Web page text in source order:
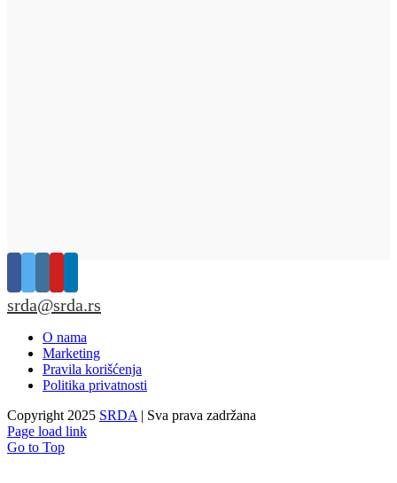
srda@srda.rs
O nama
Marketing
Pravila korišćenja
Politika privatnosti
Copyright 2025 SRDA | Sva prava zadržana
Page load link
Go to Top